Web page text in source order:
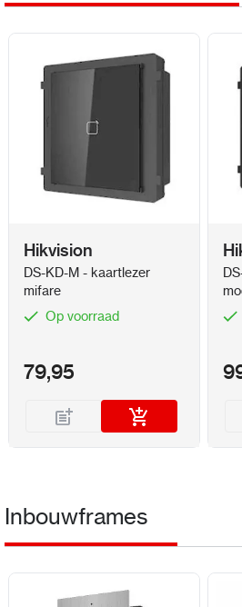
Hikvision
DS-KD-M - kaartlezer
mifare
Op voorraad
79,95
Inbouwframes